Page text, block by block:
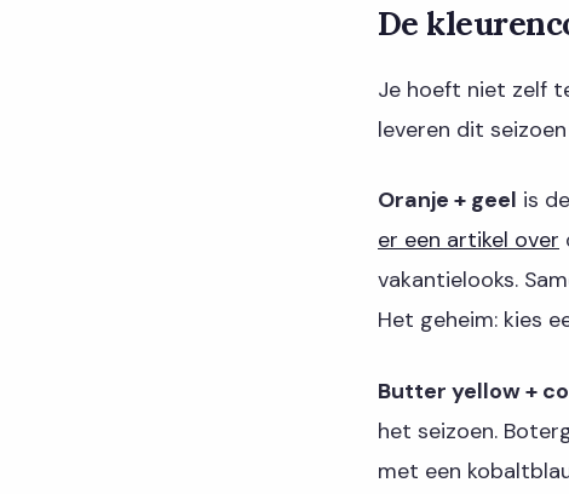
De
Je hoeft niet zelf
leveren dit
Oranje + geel is
er een artikel over
vakantielooks.
Het geheim: kies
Butter yellow +
het seizoen.
met een